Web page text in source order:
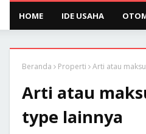
HOME IDE USAHA
Beranda Properti Arti atau
Arti atau
type lainnya